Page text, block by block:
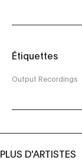
Étiquettes
Output Recordings
PLUS D'ARTISTES